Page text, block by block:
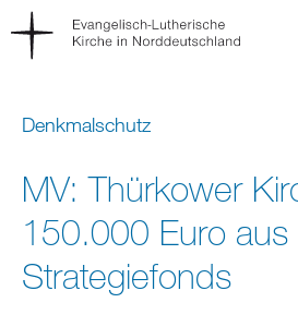
Denkmalschutz
MV: Thürkower
150.000 Euro aus
Strategiefonds